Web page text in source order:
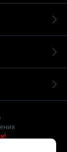
персональных